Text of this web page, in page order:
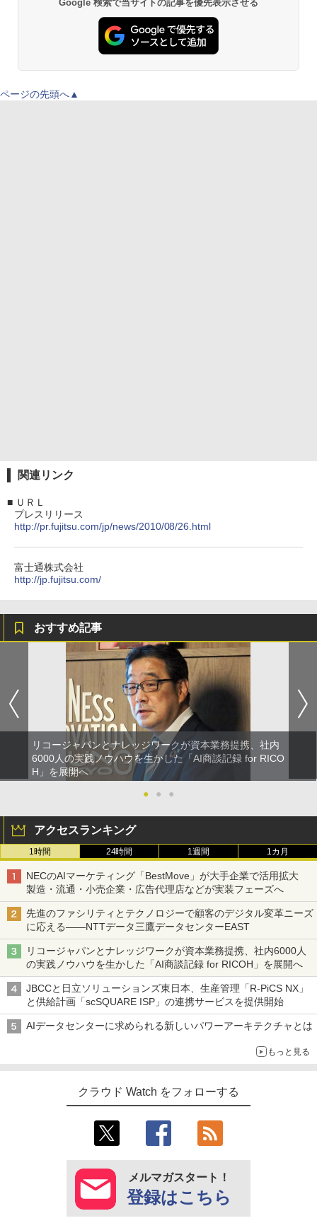
Google 検索で当サイトの記事を優先表示させる
ページの先頭へ▲
関連リンク
■ ＵＲＬ
プレスリリース
http://pr.fujitsu.com/jp/news/2010/08/26.html
富士通株式会社
http://jp.fujitsu.com/
おすすめ記事
リコージャパンとナレッジワークが資本業務提携、社内
6000人の実践ノウハウを生かした「AI商談記録 for RICO
H」を展開へ
●
● ●
アクセスランキング
1時間 24時間 1週間 1カ月
NECのAIマーケティング「BestMove」が大手企業で活用拡大
製造・流通・小売企業・広告代理店などが実装フェーズへ
先進のファシリティとテクノロジーで顧客のデジタル変革ニーズ
に応える――NTTデータ三鷹データセンターEAST
リコージャパンとナレッジワークが資本業務提携、社内6000人
の実践ノウハウを生かした「AI商談記録 for RICOH」を展開へ
JBCCと日立ソリューションズ東日本、生産管理「R-PiCS NX」
と供給計画「scSQUARE ISP」の連携サービスを提供開始
AIデータセンターに求められる新しいパワーアーキテクチャとは
もっと見る
クラウド Watch をフォローする
メルマガスタート！
登録はこちら